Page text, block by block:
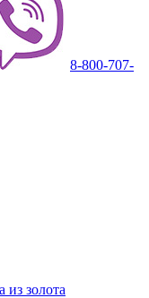
8-800-707-
из золота